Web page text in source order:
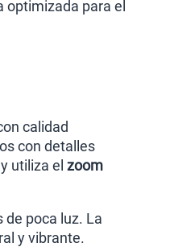
para el
calidad
con detalles
utiliza el zoom
poca luz. La
y vibrante.